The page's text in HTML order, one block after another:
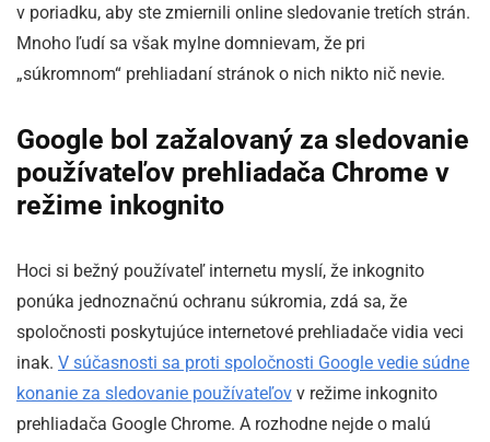
v poriadku, aby ste zmiernili online sledovanie tretích strán.
Mnoho ľudí sa však mylne domnievam, že pri
„súkromnom“ prehliadaní stránok o nich nikto nič nevie.
Google bol zažalovaný za sledovanie
používateľov prehliadača Chrome v
režime inkognito
Hoci si bežný používateľ internetu myslí, že inkognito
ponúka jednoznačnú ochranu súkromia, zdá sa, že
spoločnosti poskytujúce internetové prehliadače vidia veci
inak. V súčasnosti sa proti spoločnosti Google vedie súdne
konanie za sledovanie používateľov v režime inkognito
prehliadača Google Chrome. A rozhodne nejde o malú